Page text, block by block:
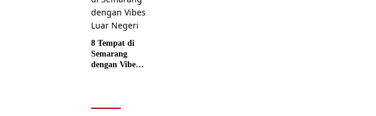
8 Tempat di
Semarang
dengan Vibes